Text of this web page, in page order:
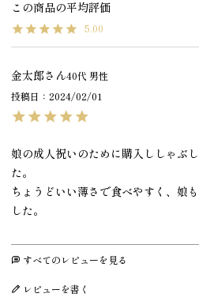
5.00
金太郎 40代 男性
投稿日
2024/02/01
娘の成人祝いのために購入ししゃぶ
た。
ちょうどいい薄さで食べやすく、娘
した。
すべてのレビューを見る
レビューを書く